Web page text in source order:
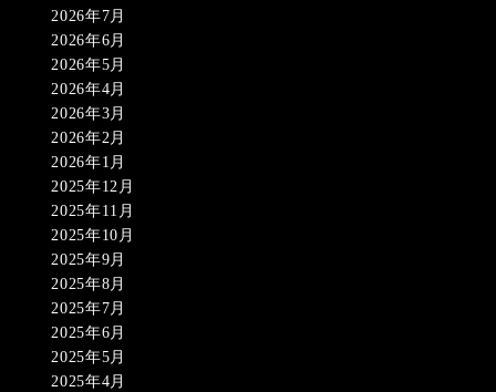
2026年7月
2026年6月
2026年5月
2026年4月
2026年3月
2026年2月
2026年1月
2025年12月
2025年11月
2025年10月
2025年9月
2025年8月
2025年7月
2025年6月
2025年5月
2025年4月